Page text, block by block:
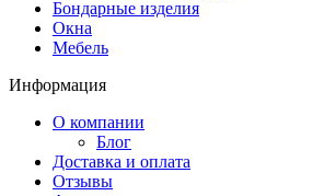
Бондарные изделия
Окна
Мебель
Информация
О компании
Блог
Доставка и оплата
Отзывы